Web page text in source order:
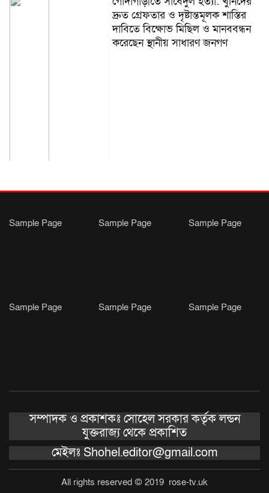
দ্রুত গ্রেফতার ও দৃষ্টান্তমূলক শাস্তির
দাবিতে বিক্ষোভ মিছিল ও মানববন্ধন
করেছেন স্থানীয় সাধারণ জনগণ
Sample Page Sample Page Sample Page
Sample Page Sample Page Sample Page
সম্পাদক ও প্রকাশকঃ সোহেল সরকার কর্তৃক লন্ডন
যুক্তরাজ্য থেকে প্রকাশিত
মেইলঃ Shohel.editor@gmail.com
All rights reserved © 2019 rose-tv.uk